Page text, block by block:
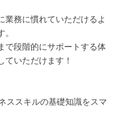
業務に慣れていただけるよ
で段階的にサポートする体
いただけます！
ススキルの基礎知識をスマ